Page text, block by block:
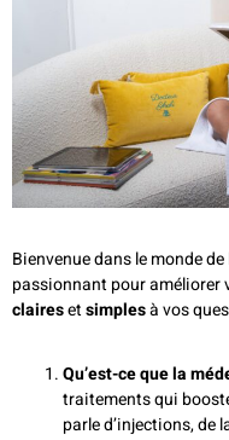
Bienvenue dans le monde
passionnant pour améliorer
clairesetsimplesà vos
Qu’est-ce que la
traitements qui
parle d’injections, de